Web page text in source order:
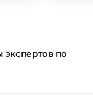
экспертов по